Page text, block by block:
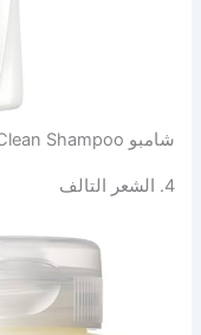
شامبو Pantene Pro-V Classic Clean Shampoo
4. الشعر التالف